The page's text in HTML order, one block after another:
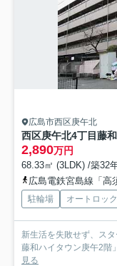
広島市西区庚午北
西区庚午北4丁目藤
2,890万円
68.33㎡ (3LDK) /築32
広島電鉄宮島線「高
駐輪場 オートロック
新生活を失敗せず、ス
藤和ハイタウン庚午2階
見る